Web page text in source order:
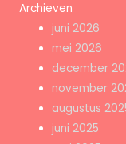
Archieven
juni 2026
mei 2026
december
november
augustus
juni 2025